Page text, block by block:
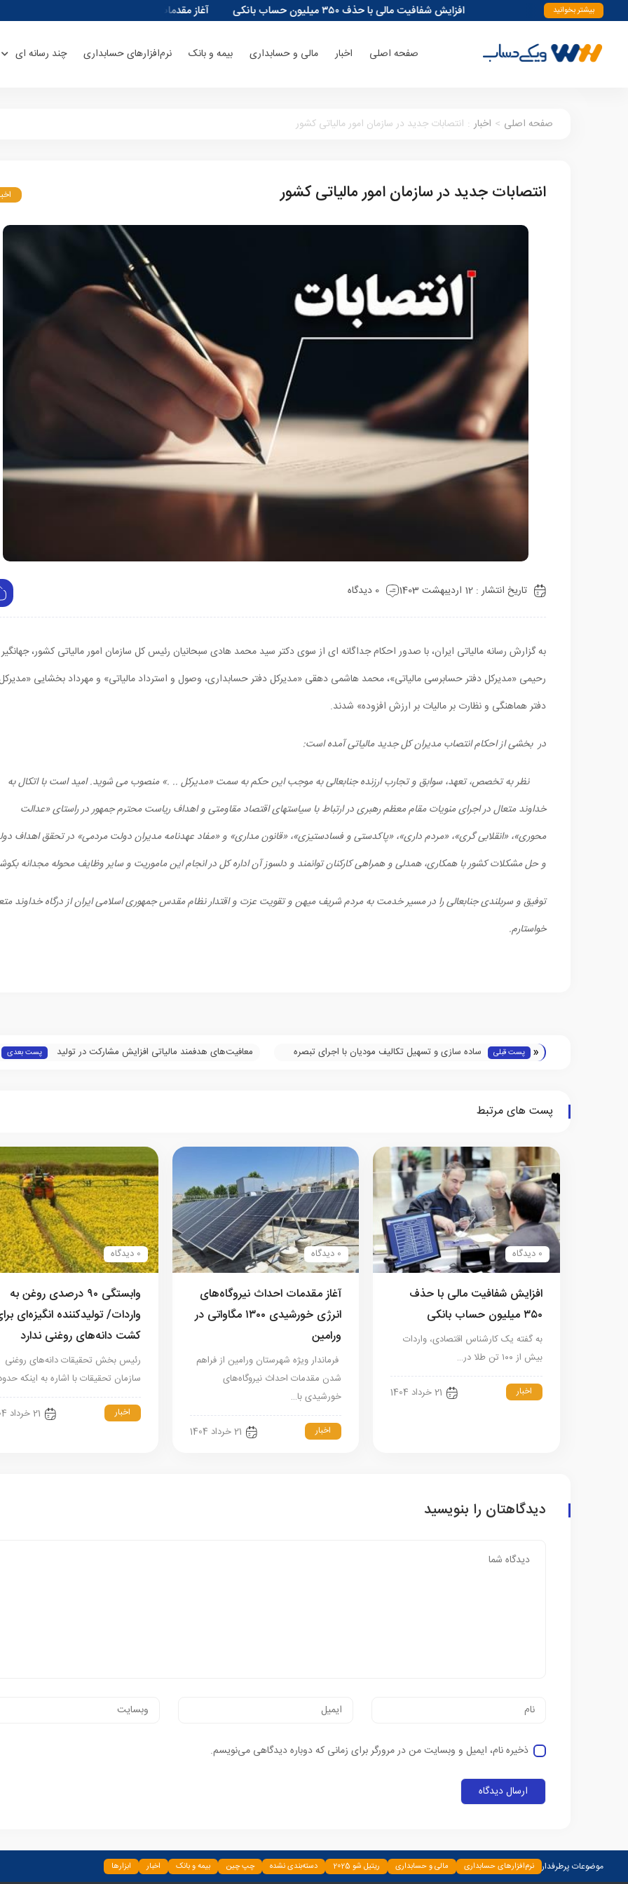
بیشتر بخوانید افزایش شفافیت مالی با حذف ۳۵۰ میلیون حساب بانکی آغاز مقدمات احداث نیروگاه‌های انرژی خورشیدی ۱۳۰۰ مگاواتی در ورامین
صفحه اصلی اخبار مالی و حسابداری بیمه و بانک نرم‌افزارهای حسابداری چند رسانه ای
صفحه اصلی > اخبار : انتصابات جدید در سازمان امور مالیاتی کشور
انتصابات جدید در سازمان امور مالیاتی کشور
تاریخ انتشار : 12 اردیبهشت 1403 0 دیدگاه
به گزارش رسانه مالیاتی ایران، با صدور احکام جداگانه ای از سوی دکتر سید محمد هادی سبحانیان رئیس کل سازمان امور مالیاتی کشور، جهانگیر
رحیمی «مدیرکل دفتر حسابرسی مالیاتی»، محمد هاشمی دهقی «مدیرکل دفتر حسابداری، وصول و استرداد مالیاتی» و مهرداد بخشایی
دفتر هماهنگی و نظارت بر مالیات بر ارزش افزوده» شدند.
در بخشی از احکام انتصاب مدیران کل جدید مالیاتی آمده است:
نظر به تخصص، تعهد، سوابق و تجارب ارزنده جنابعالی به موجب این حکم به سمت «مدیرکل .. .» منصوب می شوید. امید است با اتکال به
خداوند متعال در اجرای منویات مقام معظم رهبری در ارتباط با سیاست‏های اقتصاد مقاومتی و اهداف ریاست محترم جمهور در راستای «عدالت
محوری»، «انقلابی گری»، «مردم داری»، «پاک‏دستی و فسادستیزی»، «قانون مداری» و «مفاد عهدنامه مدیران دولت مردمی» در تحقق اهداف
و حل مشکلات کشور با همکاری، همدلی و همراهی کارکنان توانمند و دلسوز آن اداره کل در انجام این ماموریت و سایر وظایف محوله مجدانه
توفیق و سربلندی جنابعالی را در مسیر خدمت به مردم شریف میهن و تقویت عزت و اقتدار نظام مقدس جمهوری اسلامی ایران از درگاه خداوند
خواستارم.
« پست قبلی
ساده سازی و تسهیل تکالیف مودیان با اجرای تبصره
معافیت‌های هدفمند مالیاتی افزایش مشارکت در تولید
پست بعدی
پست های مرتبط
0 دیدگاه
افزایش شفافیت مالی با حذف
۳۵۰ میلیون حساب بانکی
به گفته یک کارشناس اقتصادی، واردات
بیش‌ از ۱۰۰ تن طلا در…
اخبار 21 خرداد 1404
0 دیدگاه
آغاز مقدمات احداث نیروگاه‌های
انرژی خورشیدی ۱۳۰۰ مگاواتی در
ورامین
فرماندار ویژه شهرستان ورامین از فراهم
شدن مقدمات احداث نیروگاه‌های
خورشیدی با…
اخبار 21 خرداد 1404
0 دیدگاه
وابستگی ۹۰ درصدی روغن به
واردات/ تولیدکننده انگیزه‌ای
کشت دانه‌های روغنی ندارد
رئیس بخش تحقیقات دانه‌های روغنی
سازمان تحقیقات با اشاره به اینکه
اخبار 21 خرداد 1404
دیدگاهتان را بنویسید
ذخیره نام، ایمیل و وبسایت من در مرورگر برای زمانی که دوباره دیدگاهی می‌نویسم.
موضوعات پرطرفدار نرم‌افزارهای حسابداری مالی و حسابداری ریتیل شو 2025 دسته‌بندی نشده چپ چین بیمه و بانک اخبار ابزارها